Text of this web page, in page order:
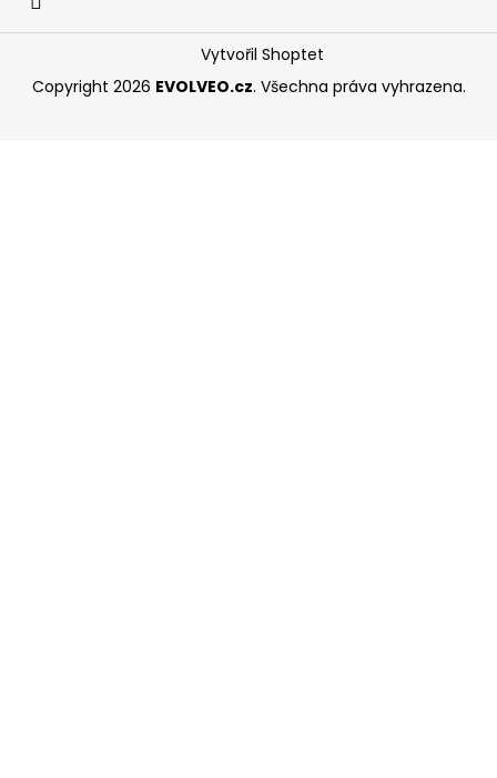
Vytvořil Shoptet
Copyright 2026 EVOLVEO.cz. Všechna práva vyhrazena.